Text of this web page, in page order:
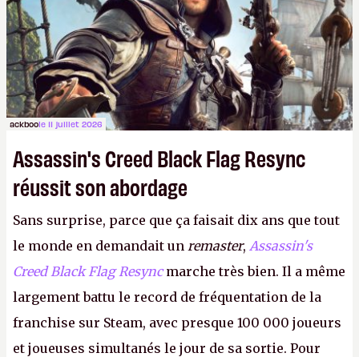
ackboole 11 juillet 2026
Assassin's Creed Black Flag Resync
réussit son abordage
Sans surprise, parce que ça faisait dix ans que tout
le monde en demandait un remaster, Assassin's
Creed Black Flag Resyncmarche très bien. Il a même
largement battu le record de fréquentation de la
franchise sur Steam, avec presque 100 000 joueurs
et joueuses simultanés le jour de sa sortie. Pour